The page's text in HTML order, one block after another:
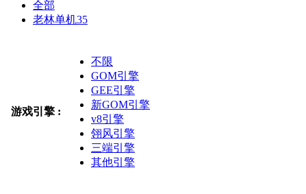
全部
老林单机35
游戏引擎 :
不限
GOM引擎
GEE引擎
新GOM引擎
v8引擎
翎风引擎
三端引擎
其他引擎